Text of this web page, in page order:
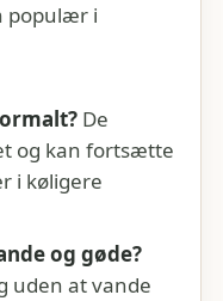
populær i
De
og kan fortsætte
i køligere
og gøde?
uden at vande